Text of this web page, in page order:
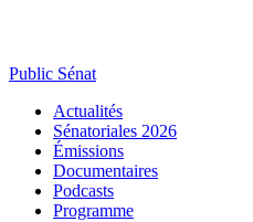
Public Sénat
Actualités
Sénatoriales 2026
Émissions
Documentaires
Podcasts
Programme